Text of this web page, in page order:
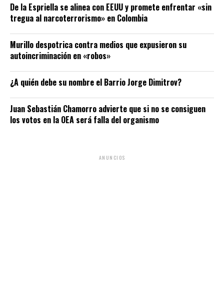
De la Espriella se alinea con EEUU y promete enfrentar «sin
tregua al narcoterrorismo» en Colombia
Murillo despotrica contra medios que expusieron su
autoincriminación en «robos»
¿A quién debe su nombre el Barrio Jorge Dimitrov?
Juan Sebastián Chamorro advierte que si no se consiguen
los votos en la OEA será falla del organismo
ANUNCIOS